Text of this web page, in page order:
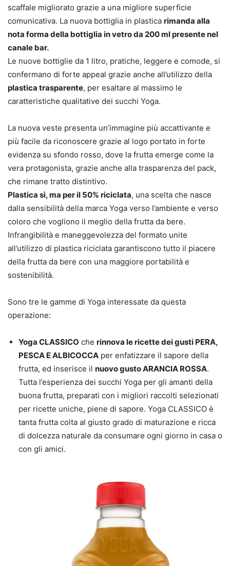
scaffale migliorato grazie a una migliore superficie
comunicativa. La nuova bottiglia in plastica rimanda alla
nota forma della bottiglia in vetro da 200 ml presente nel
canale bar.
Le nuove bottiglie da 1 litro, pratiche, leggere e comode, si
confermano di forte appeal grazie anche all’utilizzo della
plastica trasparente, per esaltare al massimo le
caratteristiche qualitative dei succhi Yoga.
La nuova veste presenta un’immagine più accattivante e
più facile da riconoscere grazie al logo portato in forte
evidenza su sfondo rosso, dove la frutta emerge come la
vera protagonista, grazie anche alla trasparenza del pack,
che rimane tratto distintivo.
Plastica sì, ma per il 50% riciclata, una scelta che nasce
dalla sensibilità della marca Yoga verso l’ambiente e verso
coloro che vogliono il meglio della frutta da bere.
Infrangibilità e maneggevolezza del formato unite
all’utilizzo di plastica riciclata garantiscono tutto il piacere
della frutta da bere con una maggiore portabilità e
sostenibilità.
Sono tre le gamme di Yoga interessate da questa
operazione:
Yoga CLASSICO che rinnova le ricette dei gusti PERA,
PESCA E ALBICOCCA per enfatizzare il sapore della
frutta, ed inserisce il nuovo gusto ARANCIA ROSSA.
Tutta l’esperienza dei succhi Yoga per gli amanti della
buona frutta, preparati con i migliori raccolti selezionati
per ricette uniche, piene di sapore. Yoga CLASSICO è
tanta frutta colta al giusto grado di maturazione e ricca
di dolcezza naturale da consumare ogni giorno in casa o
con gli amici.